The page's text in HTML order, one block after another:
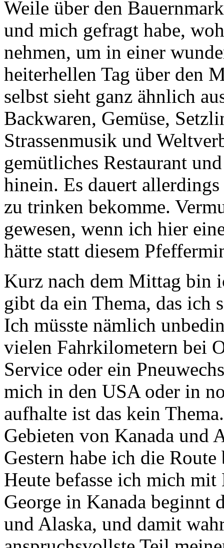
Weile über den
und mich gefragt habe,
nehmen, um in einer
heiterhellen Tag über den
selbst sieht ganz ähnlich
Backwaren, Gemüse,
Strassenmusik und
gemütliches Restaurant
hinein. Es dauert
zu trinken bekomme.
gewesen, wenn ich hier
hätte statt diesem
Kurz nach dem Mittag bin
gibt da ein Thema, das ich
Ich müsste nämlich
vielen Fahrkilometern bei
Service oder ein
mich in den USA oder in
aufhalte ist das kein
Gebieten von Kanada und
Gestern habe ich die
Heute befasse ich mich
George in Kanada beginnt
und Alaska, und damit